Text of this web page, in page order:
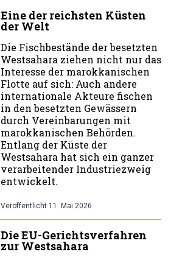
Eine der reichsten Küsten
der Welt
Die Fischbestände der besetzten
Westsahara ziehen nicht nur das
Interesse der marokkanischen
Flotte auf sich: Auch andere
internationale Akteure fischen
in den besetzten Gewässern
durch Vereinbarungen mit
marokkanischen Behörden.
Entlang der Küste der
Westsahara hat sich ein ganzer
verarbeitender Industriezweig
entwickelt.
Veröffentlicht 11. Mai 2026
Die EU-Gerichtsverfahren
zur Westsahara